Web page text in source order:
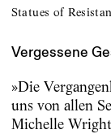
Statues of
Vergessene
»Die
uns von allen
Michelle